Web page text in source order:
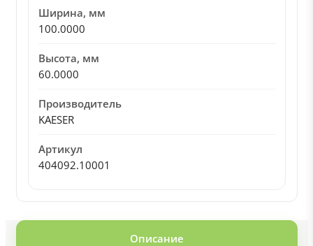
Ширина, мм
100.0000
Высота, мм
60.0000
Производитель
KAESER
Артикул
404092.10001
Описание